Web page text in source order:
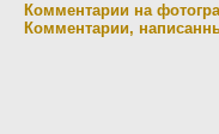
Комментарии на
Комментарии,